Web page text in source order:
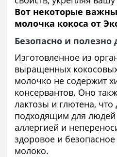
Вот некоторые
молочка кокоса от
Безопасно и полезно
Изготовленное из
выращенных
молочко не содержит
консервантов. Оно
лактозы и глютена, что
подходящим для
аллергией и
здоровое и
молоко.